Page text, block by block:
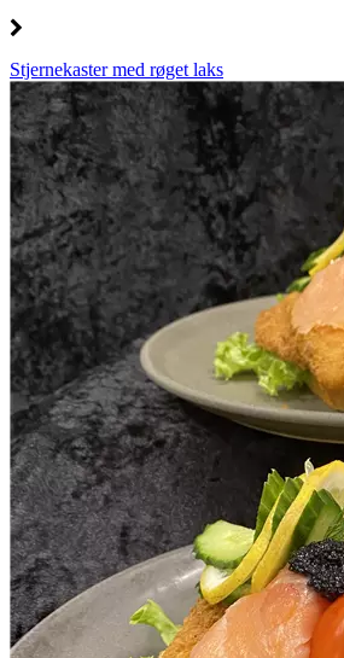
Stjernekaster med røget laks